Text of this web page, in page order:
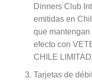
Dinners Club
emitidas en
que
efecto con
CHILE
Tarjetas de